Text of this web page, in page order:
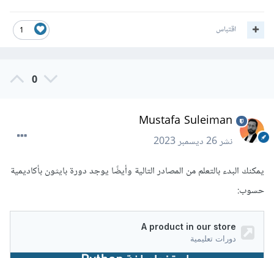
1 اقتباس
0
Mustafa Suleiman
نشر26 ديسمبر 2023
يمكنك البدء بالتعلم من المصادر التالية وأيضًا يوجد دورة بايثون بأكاديمية
حسوب: